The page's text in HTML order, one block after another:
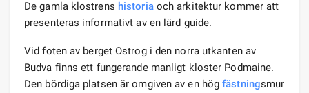
De gamla klostrens historiaoch arkitektur kommer att
presenteras informativt av en lärd guide.
Vid foten av berget Ostrog i den norra utkanten av
Budva finns ett fungerande manligt kloster Podmaine.
Den bördiga platsen är omgiven av en högfästningsmur